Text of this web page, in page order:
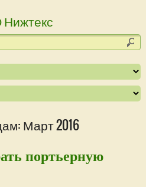
Март 2016
портьерную